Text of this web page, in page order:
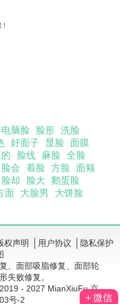
电脑脸 脸形
洗脸
好面子 显脸
面膜
脸线 麻脸
全脸
脸会 着脸 方脸
面颊
脸却 脸大
鹅蛋脸
面 大脸男
大饼脸
权声明 用户协议
隐私保护
、面部吸脂修复、面部轮
失败修复。
- 2027 MianXiuFu 京
号-2
+ 微信